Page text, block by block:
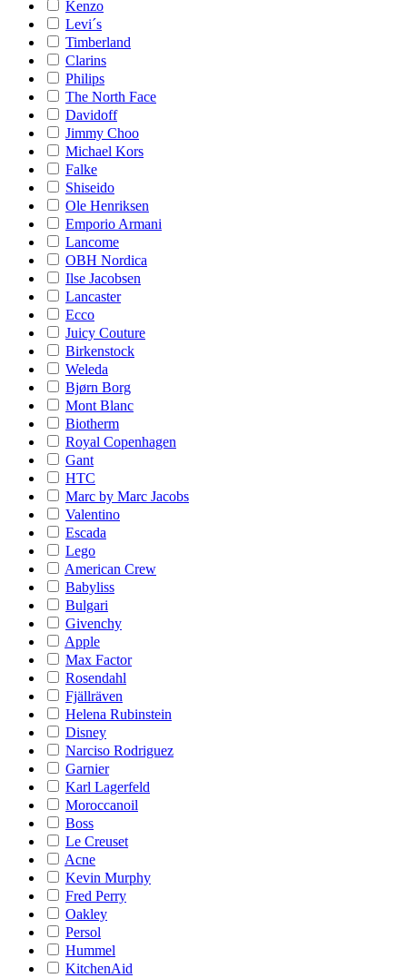
Kenzo
Levi´s
Timberland
Clarins
Philips
The North Face
Davidoff
Jimmy Choo
Michael Kors
Falke
Shiseido
Ole Henriksen
Emporio Armani
Lancome
OBH Nordica
Ilse Jacobsen
Lancaster
Ecco
Juicy Couture
Birkenstock
Weleda
Bjørn Borg
Mont Blanc
Biotherm
Royal Copenhagen
Gant
HTC
Marc by Marc Jacobs
Valentino
Escada
Lego
American Crew
Babyliss
Bulgari
Givenchy
Apple
Max Factor
Rosendahl
Fjällräven
Helena Rubinstein
Disney
Narciso Rodriguez
Garnier
Karl Lagerfeld
Moroccanoil
Boss
Le Creuset
Acne
Kevin Murphy
Fred Perry
Oakley
Persol
Hummel
KitchenAid